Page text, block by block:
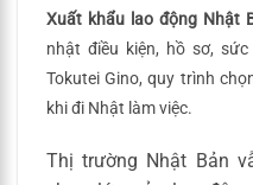
Xuất khẩu lao động Nhật
nhật điều kiện, hồ sơ,
Tokutei Gino, quy trình
khi đi Nhật làm việc.
Thị trường Nhật Bản